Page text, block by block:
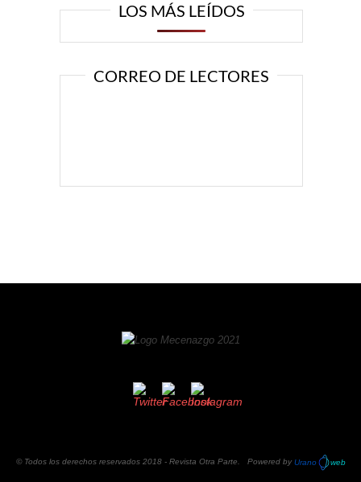
LOS MÁS LEÍDOS
CORREO DE LECTORES
© Todos los derechos reservados 2018 - Revista Otra Parte. Powered by Urano web